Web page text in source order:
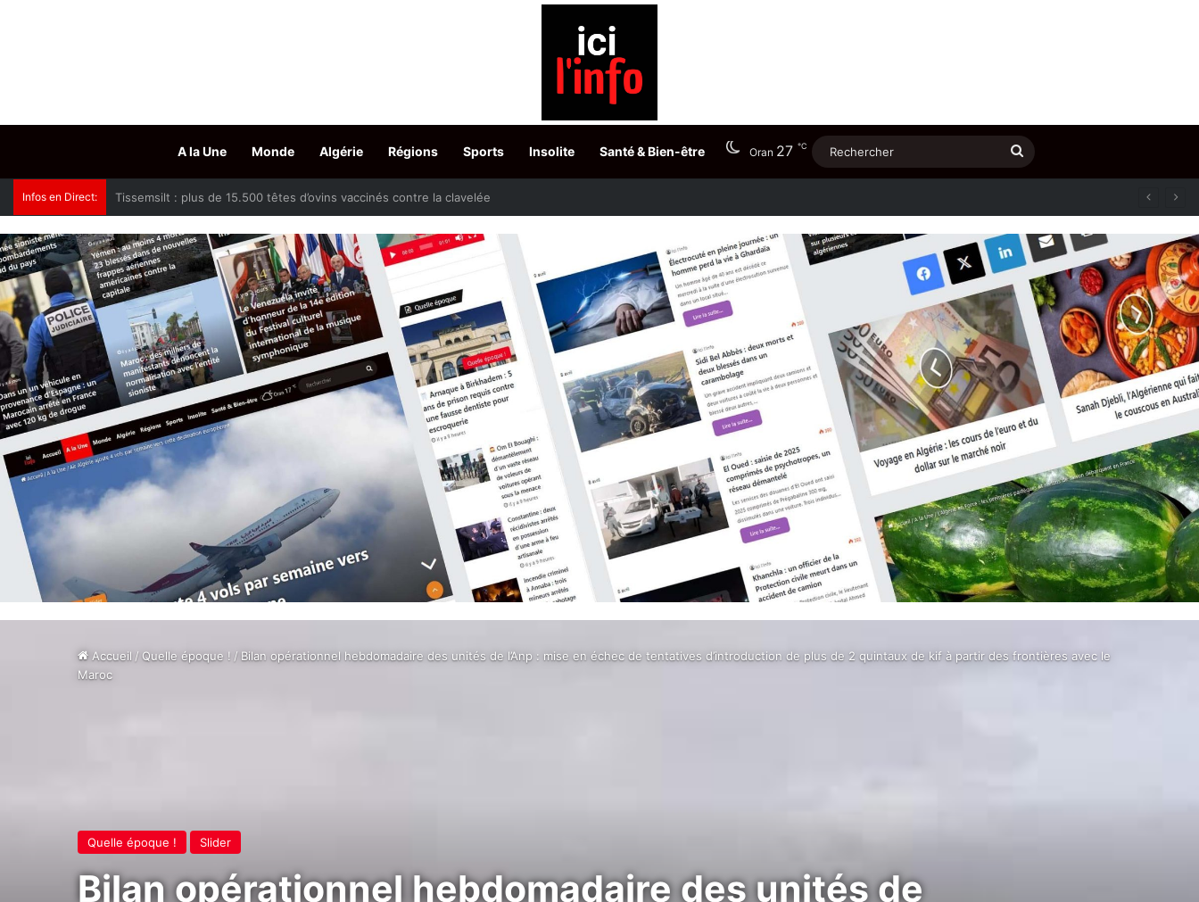
A la Une Monde Algérie Régions Sports Insolite Santé & Bien-être Oran 27 ℃ Rechercher
Infos en Direct: Sidi Bel Abbès : 600 bacs à ordures pour améliorer la propreté dans les quartiers
Accueil /Quelle époque ! /Bilan opérationnel hebdomadaire des unités de l’Anp : mise en échec de tentatives d’introduction de plus de 2 quintaux de kif à partir des frontières avec le
Maroc
Quelle époque ! Slider
Bilan opérationnel hebdomadaire des unités de